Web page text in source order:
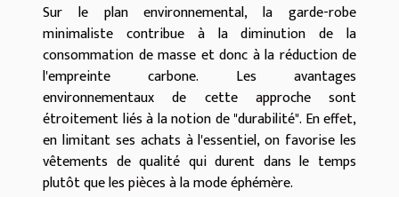
Sur le plan environnemental, la garde-robe
minimaliste contribue à la diminution de la
consommation de masse et donc à la réduction de
l'empreinte carbone. Les avantages
environnementaux de cette approche sont
étroitement liés à la notion de "durabilité". En effet,
en limitant ses achats à l'essentiel, on favorise les
vêtements de qualité qui durent dans le temps
plutôt que les pièces à la mode éphémère.